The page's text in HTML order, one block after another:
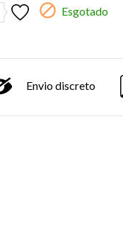
 Esgotado
Envio discreto